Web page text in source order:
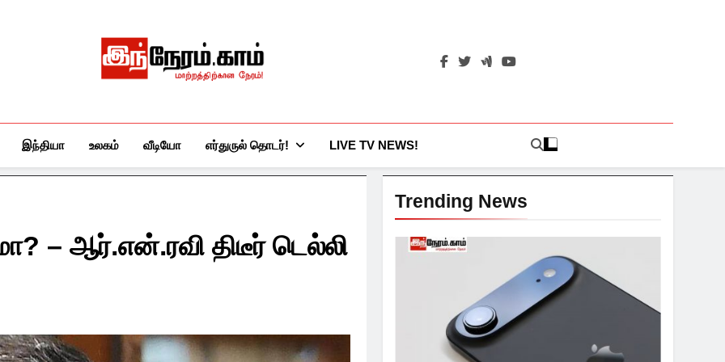
இந்நேரம்.காம்
இந்தியா உலகம் வீடியோ எர்துருல் தொடர்! LIVE TV NEWS!
– ஆர்.என்.ரவி திடீர் டெல்லி
Trending News